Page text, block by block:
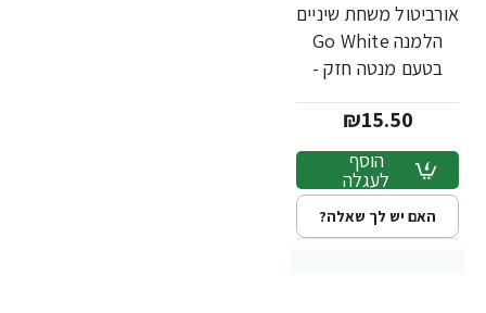
אורביטול משחת שיניים
הלמנה Go White
בטעם מנטה חזק -
₪15.50
הוסף
לעגלה
האם יש לך שאלה?